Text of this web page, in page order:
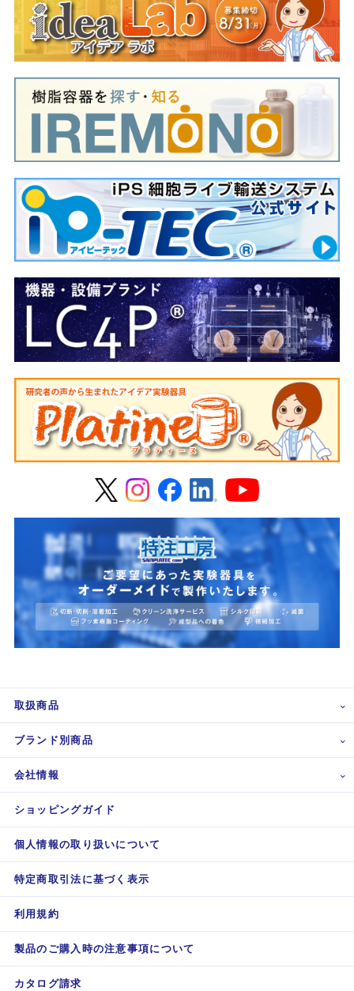
取扱商品
ブランド別商品
会社情報
ショッピングガイド
個人情報の取り扱いについて
特定商取引法に基づく表示
利用規約
製品のご購入時の注意事項について
カタログ請求